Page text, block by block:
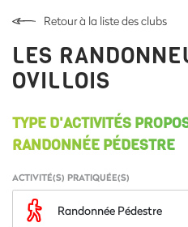
Retour à la liste des clubs
LES
OVILLOIS
TYPE D'ACTIVITÉS
RANDONNÉE PÉDESTRE
ACTIVITÉ(S) PRATIQUÉE(S)
Randonnée Pédestre